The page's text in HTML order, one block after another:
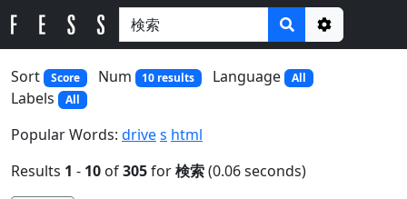
Options
Sort
Score Num 10 results Language All
Labels All
Popular Words: drives html
Results 1 - 10 of305for検索(0.06 seconds)